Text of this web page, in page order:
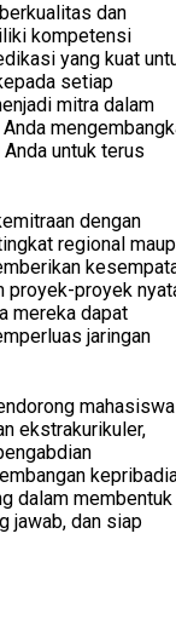
dan
kompetensi
yang kuat
setiap
mitra dalam
untuk terus
dengan
regional
proyek-proyek
mereka dapat
jaringan
mahasiswa
ekstrakurikuler,
dalam membentuk
jawab, dan siap